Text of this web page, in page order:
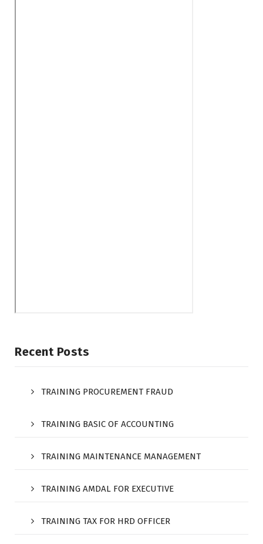
Recent Posts
TRAINING PROCUREMENT FRAUD
TRAINING BASIC OF ACCOUNTING
TRAINING MAINTENANCE MANAGEMENT
TRAINING AMDAL FOR EXECUTIVE
TRAINING TAX FOR HRD OFFICER